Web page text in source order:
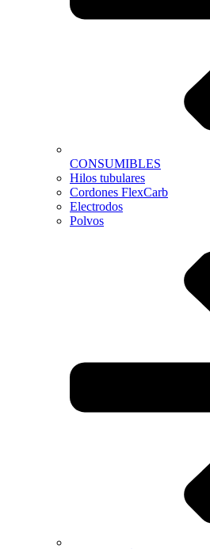
CONSUMIBLES
Hilos tubulares
Cordones FlexCarb
Electrodos
Polvos